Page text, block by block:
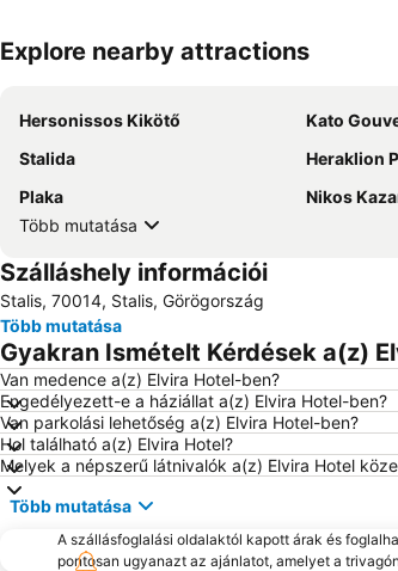
Explore nearby attractions
Hersonissos Kikötő Kato
Stalida
Heraklion
Plaka
Nikos
Több mutatása
Szálláshely információi
Stalis, 70014, Stalis, Görögország
Több mutatása
Gyakran Ismételt Kérdések a(z)
Van medence a(z) Elvira Hotel-ben?
Engedélyezett-e a háziállat a(z) Elvira Hotel-ben?
Van parkolási lehetőség a(z) Elvira Hotel-ben?
Hol található a(z) Elvira Hotel?
Melyek a népszerű látnivalók a(z) Elvira Hotel
Több mutatása
A szállásfoglalási oldalaktól kapott árak és
pontosan ugyanazt az ajánlatot, amelyet a